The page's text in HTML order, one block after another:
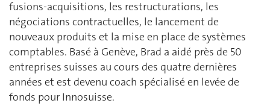
fusions-acquisitions, les restructurations, les
négociations contractuelles, le lancement de
nouveaux produits et la mise en place de systèmes
comptables. Basé à Genève, Brad a aidé près de 50
entreprises suisses au cours des quatre dernières
années et est devenu coach spécialisé en levée de
fonds pour Innosuisse.